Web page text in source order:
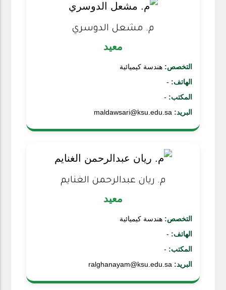
م. مشعل الدوسري
معيد
التخصص: هندسة كيميائية
الهاتف: -
المكتب: -
البريد:
م. ريان عبدالرحمن الغنايم
معيد
التخصص: هندسة كيميائية
الهاتف: -
المكتب: -
البريد: